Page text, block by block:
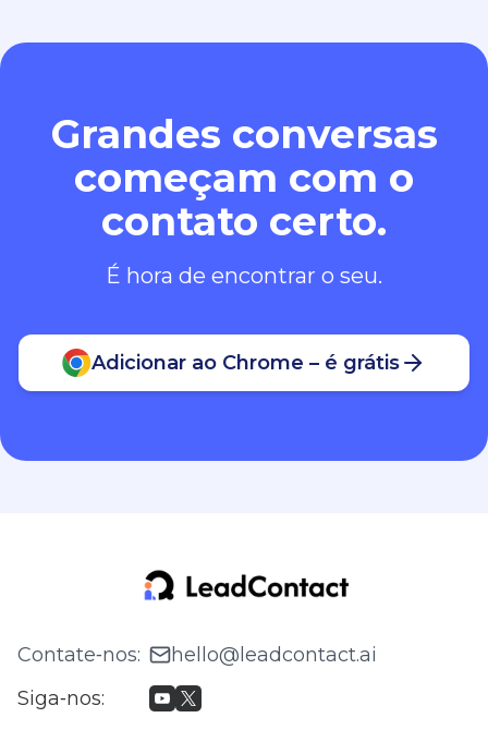
Grandes conversas
começam com o
contato certo.
É hora de encontrar o seu.
Adicionar ao Chrome – é grátis
Contate‑nos:
hello@leadcontact.ai
Siga‑nos: